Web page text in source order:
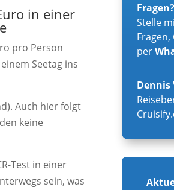
in einer
pro Person
Seetag ins
Auch hier folgt
keine
Test in einer
sein, was
Fragen?
Stelle
per
Dennis